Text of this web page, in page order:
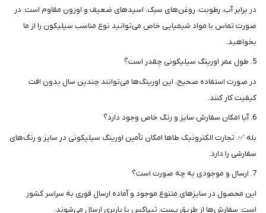
در برابر آب، رطوبت، روغن‌های سبک، اسیدهای ضعیف و اوزون مقاوم است. در
صورت تماس با مواد شیمیایی خاص می‌توانید نوع مناسب سیلیکون را از ما
بخواهید.
5. طول عمر اورینگ سیلیکونی چقدر است؟
در صورت استفاده صحیح، این اورینگ‌ها می‌توانند چندین سال بدون افت
کیفیت کار کنند.
6. آیا امکان سفارش سایز و رنگ خاص وجود دارد؟
بله ✅. تجارت الکترونیک طاها امکان تأمین اورینگ سیلیکونی در سایز و رنگ‌های
سفارشی را دارد.
7. ارسال و موجودی به چه صورت است؟
این محصول در سایزهای متنوع موجود و آماده ارسال فوری به سراسر کشور
است. سفارش‌ها از طریق پست، تیپاکس یا باربری ارسال می‌شوند.